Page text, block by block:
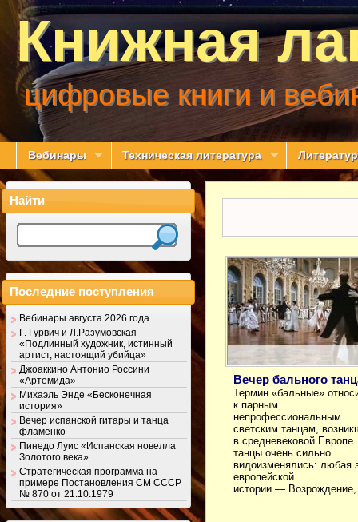
Книжная
цифровые книги и
Вебинары Техническая литература
Вечер бального
Термин «бальные»
к парным
непрофессиональным
светским танцам,
в средневековой
танцы очень сильно
видоизменялись: любая
европейской
истории —
…
Найти
Последние поступления
Вебинары августа 2026 года
Г. Гурвич и Л.Разумовская
«Подлинный художник, истинный
артист, настоящий убийца»
Джоаккино Антонио Россини
«Артемида»
Михаэль Энде «Бесконечная
история»
Вечер испанской гитары и танца
фламенко
Пинедо Луис «Испанская новелла
Золотого века»
Стратегическая программа на
примере Постановления СМ СССР
№ 870 от 21.10.1979